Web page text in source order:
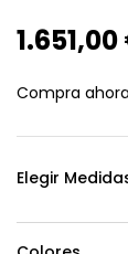
Compra
Elegir